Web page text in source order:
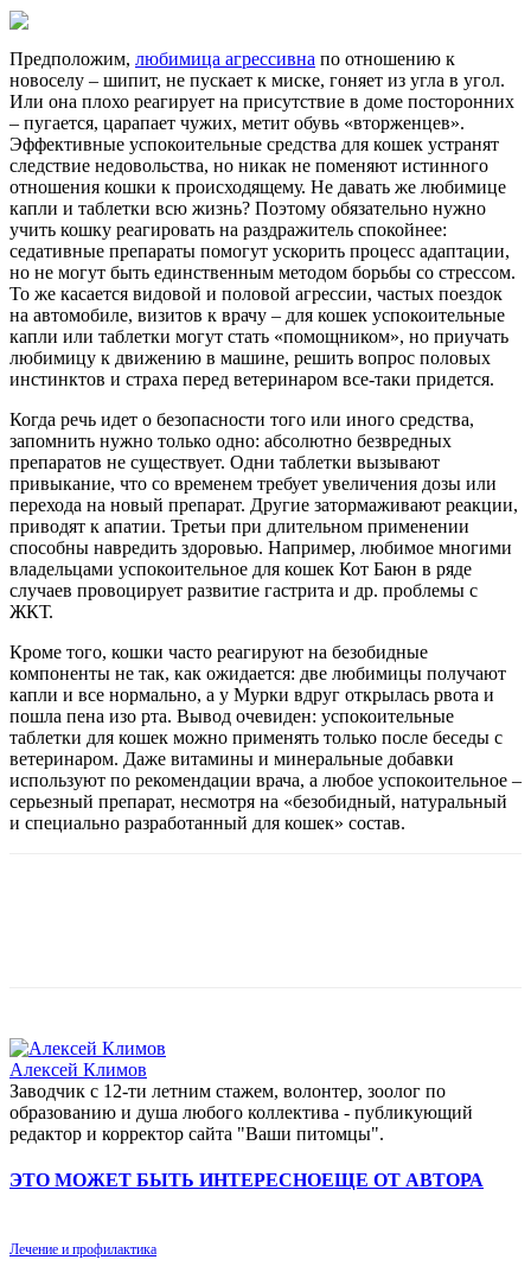
Предположим, любимица агрессивна по отношению к
новоселу – шипит, не пускает к миске, гоняет из угла в угол.
Или она плохо реагирует на присутствие в доме посторонних
– пугается, царапает чужих, метит обувь «вторженцев».
Эффективные успокоительные средства для кошек устранят
следствие недовольства, но никак не поменяют истинного
отношения кошки к происходящему. Не давать же любимице
капли и таблетки всю жизнь? Поэтому обязательно нужно
учить кошку реагировать на раздражитель спокойнее:
седативные препараты помогут ускорить процесс адаптации,
но не могут быть единственным методом борьбы со стрессом.
То же касается видовой и половой агрессии, частых поездок
на автомобиле, визитов к врачу – для кошек успокоительные
капли или таблетки могут стать «помощником», но приучать
любимицу к движению в машине, решить вопрос половых
инстинктов и страха перед ветеринаром все-таки придется.
Когда речь идет о безопасности того или иного средства,
запомнить нужно только одно: абсолютно безвредных
препаратов не существует. Одни таблетки вызывают
привыкание, что со временем требует увеличения дозы или
перехода на новый препарат. Другие затормаживают реакции,
приводят к апатии. Третьи при длительном применении
способны навредить здоровью. Например, любимое многими
владельцами успокоительное для кошек Кот Баюн в ряде
случаев провоцирует развитие гастрита и др. проблемы с
ЖКТ.
Кроме того, кошки часто реагируют на безобидные
компоненты не так, как ожидается: две любимицы получают
капли и все нормально, а у Мурки вдруг открылась рвота и
пошла пена изо рта. Вывод очевиден: успокоительные
таблетки для кошек можно применять только после беседы с
ветеринаром. Даже витамины и минеральные добавки
используют по рекомендации врача, а любое успокоительное –
серьезный препарат, несмотря на «безобидный, натуральный
и специально разработанный для кошек» состав.
Алексей Климов
Заводчик c 12-ти летним стажем, волонтер, зоолог по
образованию и душа любого коллектива - публикующий
редактор и корректор сайта "Ваши питомцы".
ЭТО МОЖЕТ БЫТЬ ИНТЕРЕСНОЕЩЕ ОТ АВТОРА
Лечение и профилактика